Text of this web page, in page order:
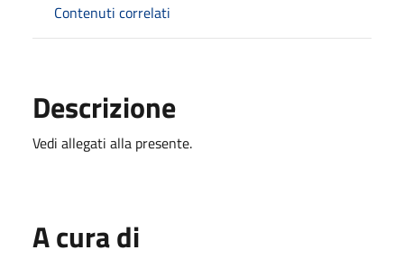
Contenuti correlati
Descrizione
Vedi allegati alla presente.
A cura di